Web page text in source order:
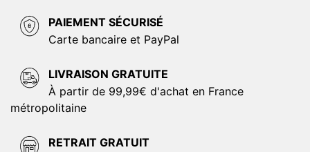
PAIEMENT SÉCURISÉ
Carte bancaire et PayPal
LIVRAISON GRATUITE
À partir de 99,99€ d'achat en France
métropolitaine
RETRAIT GRATUIT